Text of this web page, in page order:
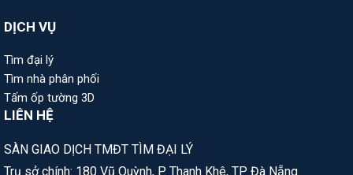
DỊCH VỤ
Tìm đại lý
Tìm nhà phân phối
Tấm ốp tường 3D
LIÊN HỆ
SÀN GIAO DỊCH TMĐT TÌM ĐẠI LÝ
Trụ sở chính: 180 Vũ Quỳnh, P. Thanh Khê, TP Đà Nẵng